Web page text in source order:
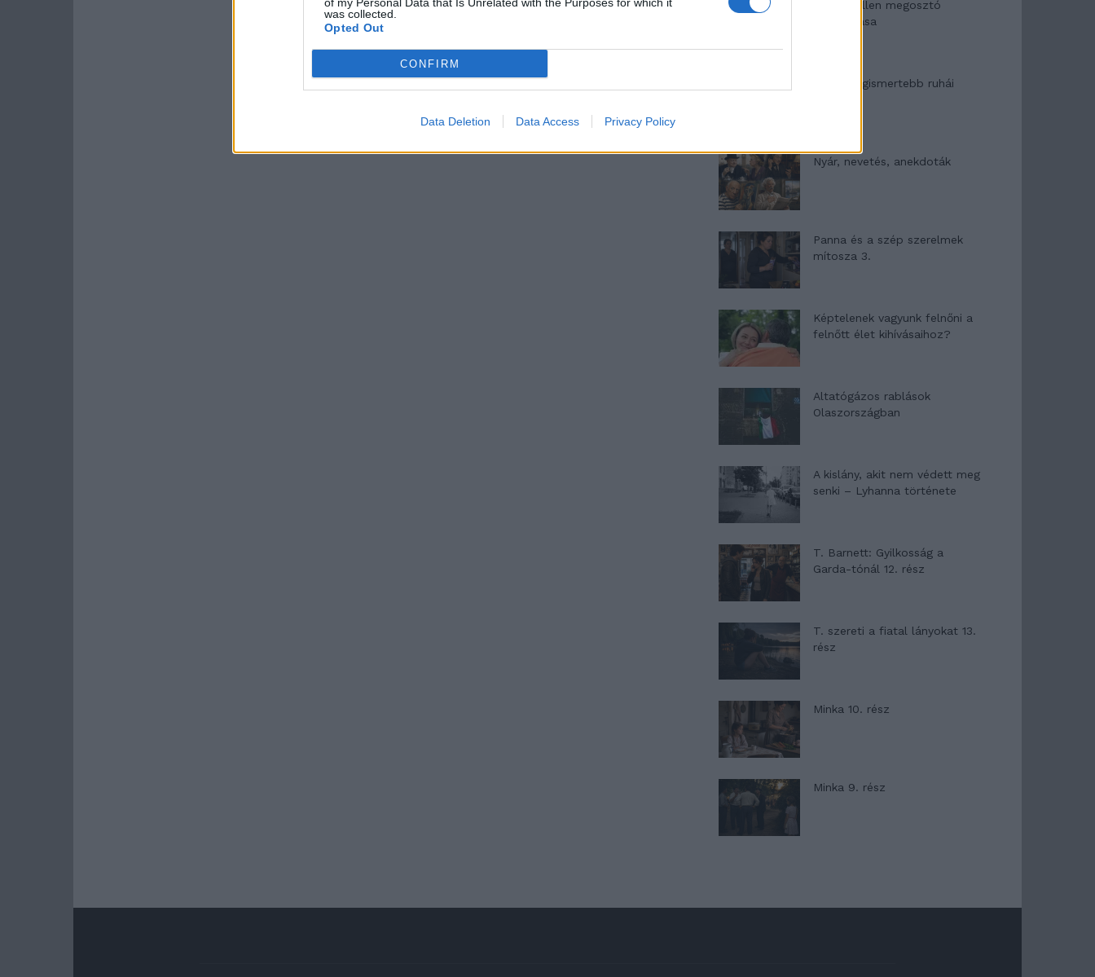
was collected.
Opted Out
CONFIRM
Data Deletion Data Access Privacy Policy
Woody Allen megosztó
zsenialitása
A világ legismertebb ruhái
Nyár, nevetés, anekdoták
Panna és a szép szerelmek
mítosza 3.
Képtelenek vagyunk felnőni a
felnőtt élet kihívásaihoz?
Altatógázos rablások
Olaszországban
A kislány, akit nem védett meg
senki – Lyhanna története
T. Barnett: Gyilkosság a
Garda-tónál 12. rész
T. szereti a fiatal lányokat 13.
rész
Minka 10. rész
Minka 9. rész